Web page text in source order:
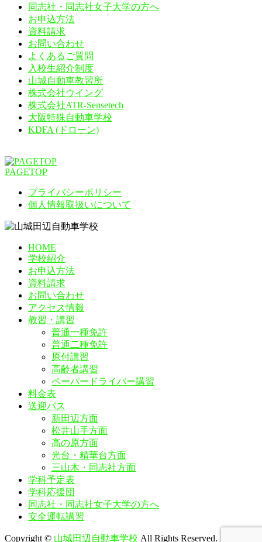
同志社・同志社女子大学の方へ
お申込方法
資料請求
お問い合わせ
よくあるご質問
入校生紹介制度
山城自動車教習所
株式会社ウイング
株式会社ATR-Sensetech
大阪特殊自動車学校
KDFA (ドローン)
PAGETOP
プライバシーポリシー
個人情報取扱いについて
HOME
学校紹介
お申込方法
資料請求
お問い合わせ
アクセス情報
教習・講習
普通一種免許
普通二種免許
原付講習
高齢者講習
ペーパードライバー講習
料金表
送迎バス
新田辺方面
松井山手方面
高の原方面
光台・精華台方面
三山木・同志社方面
学科予定表
学科応援団
同志社・同志社女子大学の方へ
安全運転講習
Copyright © 山城田辺自動車学校 All Rights Reserved.